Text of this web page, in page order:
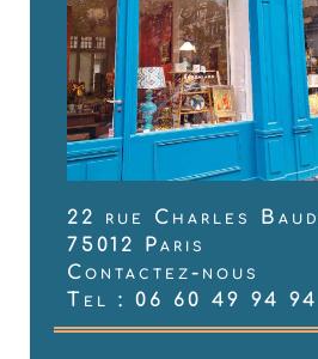
22 rue Charles
75012 Paris
Contactez-nous
Tel : 06 60 49 94 94